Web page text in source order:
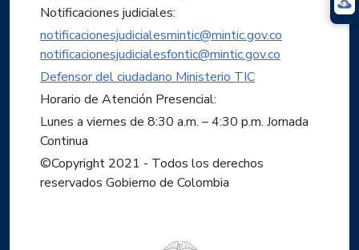
Notificaciones judiciales:
notificacionesjudicialesmintic@mintic.gov.co
notificacionesjudicialesfontic@mintic.gov.co
Defensor del ciudadano Ministerio TIC
Horario de Atención Presencial:
Lunes a viernes de 8:30 a.m. – 4:30 p.m. Jornada
Continua
©Copyright 2021 - Todos los derechos
reservados Gobierno de Colombia